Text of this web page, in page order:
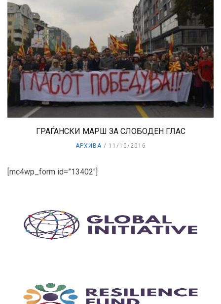
ГРАЃАНСКИ МАРШ ЗА СЛОБОДЕН ГЛАС
АРХИВА 11/10/2016
[mc4wp_form id=”13402″]